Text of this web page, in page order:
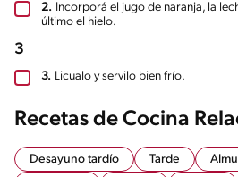
2. Incorporá el jugo de naranja, la
último el hielo.
3
3. Licualo y servilo bien frío.
Recetas de Cocina
Desayuno tardío Tarde